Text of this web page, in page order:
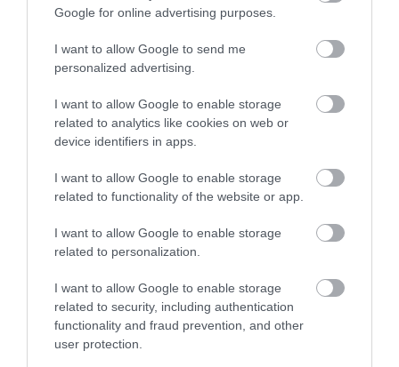
Google for online advertising purposes.
I want to allow Google to send me
personalized advertising.
I want to allow Google to enable storage
related to analytics like cookies on web or
device identifiers in apps.
I want to allow Google to enable storage
related to functionality of the website or app.
I want to allow Google to enable storage
related to personalization.
I want to allow Google to enable storage
related to security, including authentication
functionality and fraud prevention, and other
user protection.